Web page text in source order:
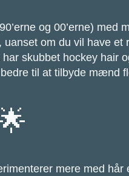
og 00’erne) med
om du vil have
skubbet hockey hair
til at tilbyde mænd
mere med